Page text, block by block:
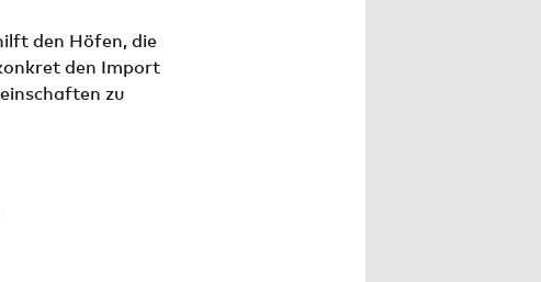
den Höfen, die
den Import
zu